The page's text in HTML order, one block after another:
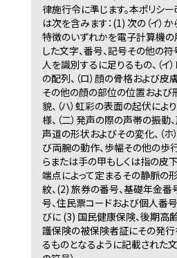
律施行令に準じます。本ポリシ
は次を含みます：(1) 次の（イ）
特徴のいずれかを電子計算機
した文字、番号、記号その他の
人を識別するに足りるもの、（イ
の配列、（ロ）顔の骨格および皮
その他の顔の部位の位置および
貌、（ハ）虹彩の表面の起伏に
様、（二）発声の際の声帯の振
声道の形状およびその変化、（
び両腕の動作、歩幅その他の歩
らまたは手の甲もしくは指の皮
端点によって定まるその静脈の形
紋、(2) 旅券の番号、基礎年金番
号、住民票コードおよび個人番号
びに (3) 国民健康保険、後期高
護保険の被保険者証にその発
るものとなるように記載された